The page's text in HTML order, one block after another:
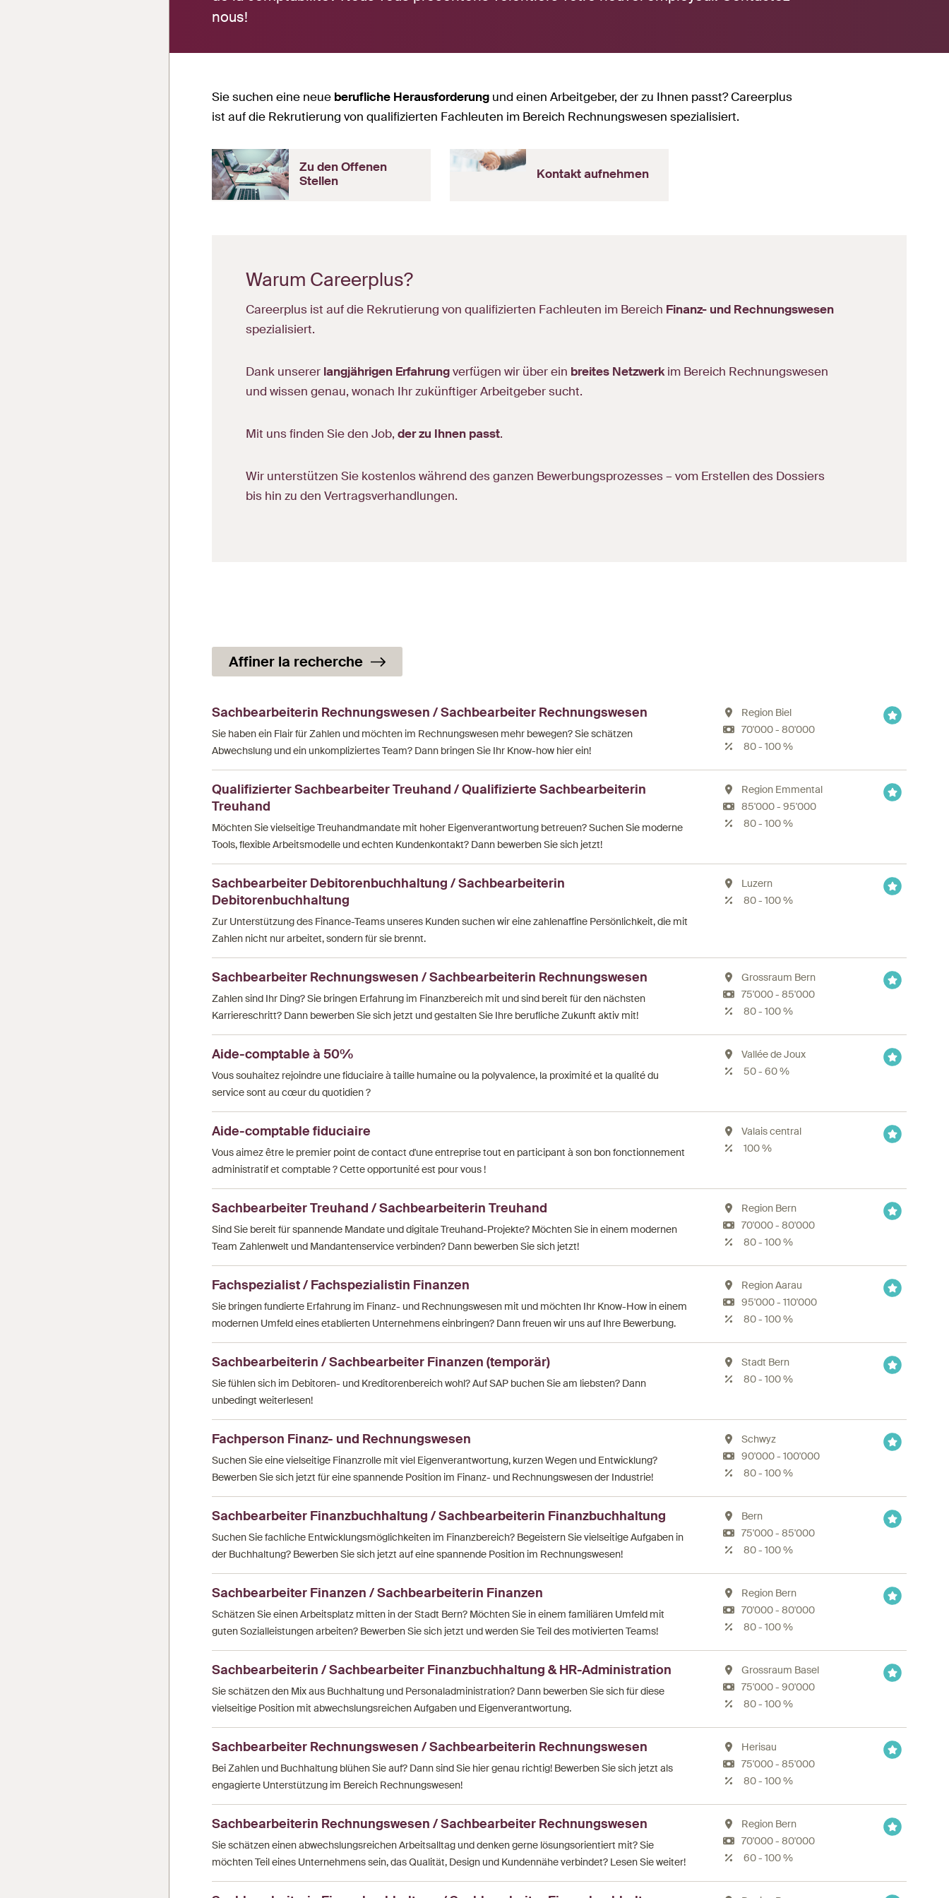
nous!
Sie suchen eine neue berufliche Herausforderung und einen Arbeitgeber, der zu Ihnen passt? Careerplus
ist auf die Rekrutierung von qualifizierten Fachleuten im Bereich Rechnungswesen spezialisiert.
Zu den Offenen
Stellen
Kontakt aufnehmen
Warum Careerplus?
Careerplus ist auf die Rekrutierung von qualifizierten Fachleuten im Bereich Finanz- und Rechnungswesen
spezialisiert.
Dank unserer langjährigen Erfahrungverfügen wir über ein breites Netzwerkim Bereich Rechnungswesen
und wissen genau, wonach Ihr zukünftiger Arbeitgeber sucht.
Mit uns finden Sie den Job, der zu Ihnen passt.
Wir unterstützen Sie kostenlos während des ganzen Bewerbungsprozesses – vom Erstellen des Dossiers
bis hin zu den Vertragsverhandlungen.
Affiner la recherche
Sachbearbeiterin Rechnungswesen / Sachbearbeiter Rechnungswesen
Sie haben ein Flair für Zahlen und möchten im Rechnungswesen mehr bewegen? Sie schätzen
Abwechslung und ein unkompliziertes Team? Dann bringen Sie Ihr Know-how hier ein!
Region Biel
70'000 - 80'000
80 - 100 %
Qualifizierter Sachbearbeiter Treuhand / Qualifizierte Sachbearbeiterin
Treuhand
Möchten Sie vielseitige Treuhandmandate mit hoher Eigenverantwortung betreuen? Suchen Sie moderne
Tools, flexible Arbeitsmodelle und echten Kundenkontakt? Dann bewerben Sie sich jetzt!
Region Emmental
85'000 - 95'000
80 - 100 %
Sachbearbeiter Debitorenbuchhaltung / Sachbearbeiterin
Debitorenbuchhaltung
Zur Unterstützung des Finance-Teams unseres Kunden suchen wir eine zahlenaffine Persönlichkeit, die mit
Zahlen nicht nur arbeitet, sondern für sie brennt.
Luzern
80 - 100 %
Sachbearbeiter Rechnungswesen / Sachbearbeiterin Rechnungswesen
Zahlen sind Ihr Ding? Sie bringen Erfahrung im Finanzbereich mit und sind bereit für den nächsten
Karriereschritt? Dann bewerben Sie sich jetzt und gestalten Sie Ihre berufliche Zukunft aktiv mit!
Grossraum Bern
75'000 - 85'000
80 - 100 %
Aide-comptable à 50%
Vous souhaitez rejoindre une fiduciaire à taille humaine ou la polyvalence, la proximité et la qualité du
service sont au cœur du quotidien ?
Vallée de Joux
50 - 60 %
Aide-comptable fiduciaire
Vous aimez être le premier point de contact d'une entreprise tout en participant à son bon fonctionnement
administratif et comptable ? Cette opportunité est pour vous !
Valais central
100 %
Sachbearbeiter Treuhand / Sachbearbeiterin Treuhand
Sind Sie bereit für spannende Mandate und digitale Treuhand-Projekte? Möchten Sie in einem modernen
Team Zahlenwelt und Mandantenservice verbinden? Dann bewerben Sie sich jetzt!
Region Bern
70'000 - 80'000
80 - 100 %
Fachspezialist / Fachspezialistin Finanzen
Sie bringen fundierte Erfahrung im Finanz- und Rechnungswesen mit und möchten Ihr Know-How in einem
modernen Umfeld eines etablierten Unternehmens einbringen? Dann freuen wir uns auf Ihre Bewerbung.
Region Aarau
95'000 - 110'000
80 - 100 %
Sachbearbeiterin / Sachbearbeiter Finanzen (temporär)
Sie fühlen sich im Debitoren- und Kreditorenbereich wohl? Auf SAP buchen Sie am liebsten? Dann
unbedingt weiterlesen!
Stadt Bern
80 - 100 %
Fachperson Finanz- und Rechnungswesen
Suchen Sie eine vielseitige Finanzrolle mit viel Eigenverantwortung, kurzen Wegen und Entwicklung?
Bewerben Sie sich jetzt für eine spannende Position im Finanz- und Rechnungswesen der Industrie!
Schwyz
90'000 - 100'000
80 - 100 %
Sachbearbeiter Finanzbuchhaltung / Sachbearbeiterin Finanzbuchhaltung
Suchen Sie fachliche Entwicklungsmöglichkeiten im Finanzbereich? Begeistern Sie vielseitige Aufgaben in
der Buchhaltung? Bewerben Sie sich jetzt auf eine spannende Position im Rechnungswesen!
Bern
75'000 - 85'000
80 - 100 %
Sachbearbeiter Finanzen / Sachbearbeiterin Finanzen
Schätzen Sie einen Arbeitsplatz mitten in der Stadt Bern? Möchten Sie in einem familiären Umfeld mit
guten Sozialleistungen arbeiten? Bewerben Sie sich jetzt und werden Sie Teil des motivierten Teams!
Region Bern
70'000 - 80'000
80 - 100 %
Sachbearbeiterin / Sachbearbeiter Finanzbuchhaltung & HR-Administration
Sie schätzen den Mix aus Buchhaltung und Personaladministration? Dann bewerben Sie sich für diese
vielseitige Position mit abwechslungsreichen Aufgaben und Eigenverantwortung.
Grossraum Basel
75'000 - 90'000
80 - 100 %
Sachbearbeiter Rechnungswesen / Sachbearbeiterin Rechnungswesen
Bei Zahlen und Buchhaltung blühen Sie auf? Dann sind Sie hier genau richtig! Bewerben Sie sich jetzt als
engagierte Unterstützung im Bereich Rechnungswesen!
Herisau
75'000 - 85'000
80 - 100 %
Sachbearbeiterin Rechnungswesen / Sachbearbeiter Rechnungswesen
Sie schätzen einen abwechslungsreichen Arbeitsalltag und denken gerne lösungsorientiert mit? Sie
möchten Teil eines Unternehmens sein, das Qualität, Design und Kundennähe verbindet? Lesen Sie weiter!
Region Bern
70'000 - 80'000
60 - 100 %